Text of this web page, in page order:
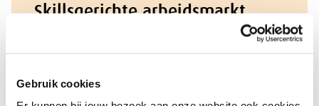
Gebruik cookies
Skillsgerichte arbeidsmarkt
Werk verandert snel. Door digitalisering, AI,
de druk op de arbeidsmarkt groot. Dat vraagt
om mensen die zich kunnen blijven